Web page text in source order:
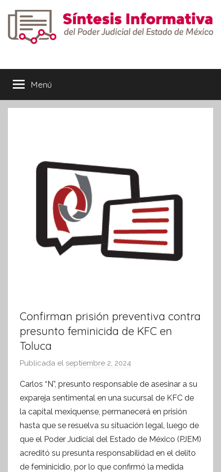
contenido
Menú
Confirman prisión preventiva contra
presunto feminicida de KFC en
Toluca
Publicada el septiembre 2, 2024
r
S
í
n
t
e
s
Carlos “N”, presunto responsable de asesinar a su
expareja sentimental en una sucursal de KFC de
la capital mexiquense, permanecerá en prisión
hasta que se resuelva su situación legal, luego de
que el Poder Judicial del Estado de México (PJEM)
acreditó su presunta responsabilidad en el delito
de feminicidio, por lo que confirmó la medida